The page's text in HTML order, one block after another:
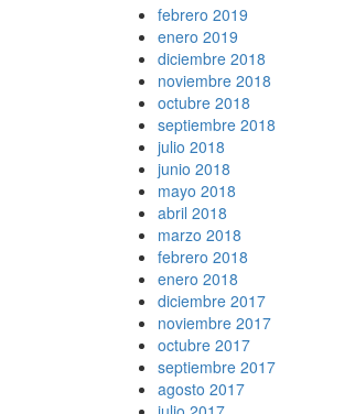
febrero 2019
enero 2019
diciembre 2018
noviembre 2018
octubre 2018
septiembre 2018
julio 2018
junio 2018
mayo 2018
abril 2018
marzo 2018
febrero 2018
enero 2018
diciembre 2017
noviembre 2017
octubre 2017
septiembre 2017
agosto 2017